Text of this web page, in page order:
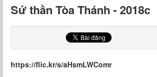
THƯ GIÃN
Sứ thần Tòa Thánh - 2018c
https://flic.kr/s/aHsmLWComr